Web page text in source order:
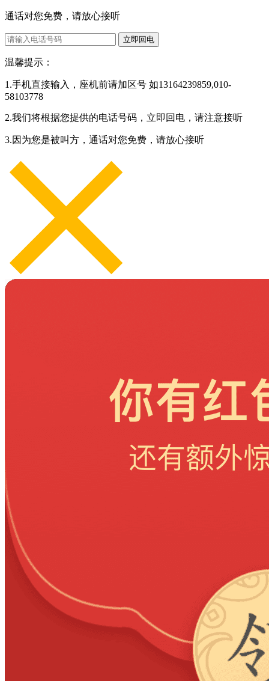
通话对您免费，请放心接听
立即回电
温馨提示：
1.手机直接输入，座机前请加区号 如13164239859,010-
58103778
2.我们将根据您提供的电话号码，立即回电，请注意接听
3.因为您是被叫方，通话对您免费，请放心接听